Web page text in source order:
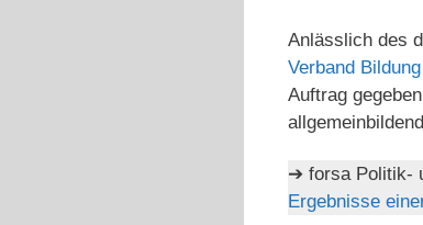
Anlässlich des
Verband
Auftrag
➔ forsa Politik-
Ergebnisse